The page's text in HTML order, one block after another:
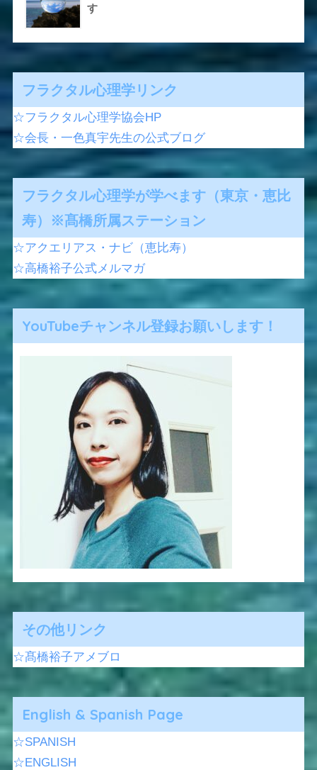
す
フラクタル心理学リンク
☆フラクタル心理学協会HP
☆会長・一色真宇先生の公式ブログ
フラクタル心理学が学べます（東京・恵比
寿）※髙橋所属ステーション
☆アクエリアス・ナビ（恵比寿）
☆高橋裕子公式メルマガ
YouTubeチャンネル登録お願いします！
その他リンク
☆髙橋裕子アメブロ
English & Spanish Page
☆SPANISH
☆ENGLISH